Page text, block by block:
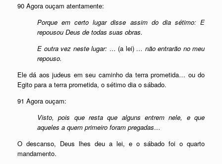
90 Agora ouçam atentamente:
Porque em certo lugar disse assim do dia sétimo: E
repousou Deus de todas suas obras.
E outra vez neste lugar: … (a lei)… não entrarão no meu
repouso.
Ele dá aos judeus em seu caminho da terra prometida… ou do
Egito para a terra prometida, o sétimo dia o sábado.
91 Agora ouçam:
Visto, pois que resta que alguns entrem nele, e que
aqueles a quem primeiro foram pregadas…
O descanso, Deus lhes deu a lei, e o sábado foi o quarto
mandamento.